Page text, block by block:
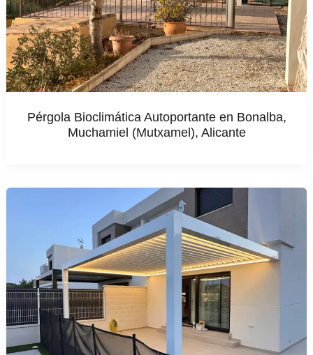
Pérgola Bioclimática Autoportante en Bonalba,
Muchamiel (Mutxamel), Alicante